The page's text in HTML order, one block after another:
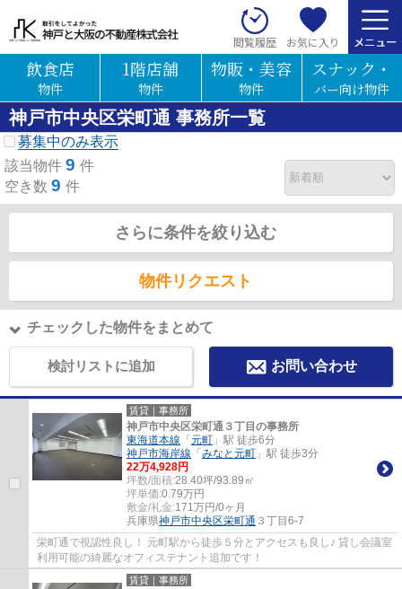
閲覧履歴 お気に入り
飲食店
物件
1階店舗
物件
物販・美容
物件
スナック・
バー向け物件
神戸市中央区栄町通 事務所一覧
募集中のみ表示
該当物件 9 件
空き数 9 件
さらに条件を絞り込む
物件リクエスト
チェックした物件をまとめて
検討リストに追加 お問い合わせ
賃貸｜事務所
神戸市中央区栄町通３丁目の事務所
東海道本線 「 元町 」駅 徒歩6分
神戸市海岸線 「 みなと元町 」駅 徒歩3分
22万4,928円
坪数/面積:28.40坪/93.89㎡
坪単価:0.79万円
敷金/礼金:171万円/0ヶ月
兵庫県神戸市中央区栄町通 ３丁目6-7
栄町通で視認性良し！ 元町駅から徒歩５分とアクセスも良し♪ 貸し会議室
利用可能の綺麗なオフィステナント追加です！
賃貸｜事務所